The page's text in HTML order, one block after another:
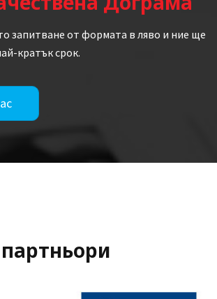
запитване от формата в ляво и ние ще
кратък срок.